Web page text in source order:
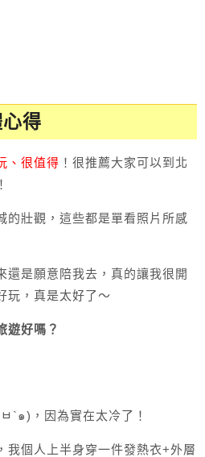
得
、很值得 ！ 很推薦大家可以到北
的壯觀，這些都是單看照片所感
還是願意陪我去，真的讓我很開
玩，真是太好了～
遊好嗎？
`๑)，因為實在太冷了！
我個人上半身穿一件發熱衣+外層